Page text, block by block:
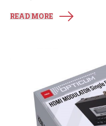
READ MORE